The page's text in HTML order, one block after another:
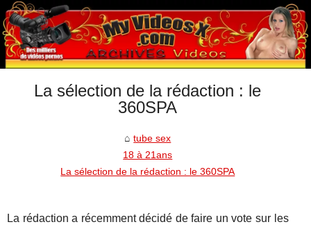
La sélection de la rédaction : le
360SPA
tube sex
18 à 21ans
La sélection de la rédaction : le 360SPA
La rédaction a récemment décidé de faire un vote sur les